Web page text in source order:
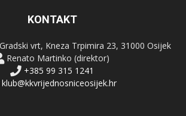
KONTAKT
vrt, Kneza Trpimira 23, 31000 Osijek
Renato Martinko (direktor)
+385 99 315 1241
klub@kkvrijednosniceosijek.hr